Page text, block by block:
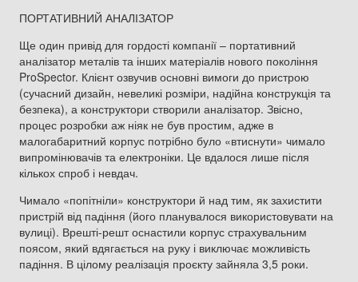
ПОРТАТИВНИЙ АНАЛІЗАТОР
Ще один привід для гордості компанії – портативний
аналізатор металів та інших матеріалів нового покоління
ProSpector. Клієнт озвучив основні вимоги до пристрою
(сучасний дизайн, невеликі розміри, надійна конструкція та
безпека), а конструктори створили аналізатор. Звісно,
процес розробки аж ніяк не був простим, адже в
малогабаритний корпус потрібно було «втиснути» чимало
випромінювачів та електроніки. Це вдалося лише після
кількох спроб і невдач.
Чимало «попітніли» конструктори й над тим, як захистити
пристрій від падіння (його планувалося використовувати на
вулиці). Врешті-решт оснастили корпус страхувальним
поясом, який вдягається на руку і виключає можливість
падіння. В цілому реалізація проєкту зайняла 3,5 роки.